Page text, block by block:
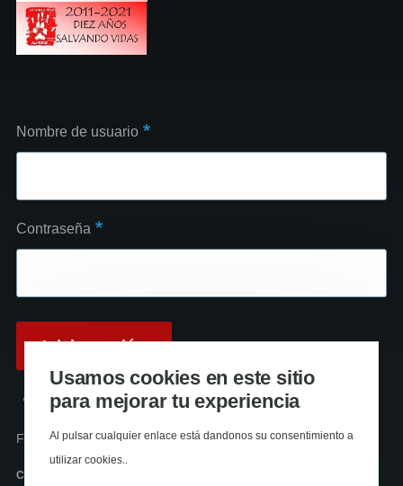
Nombre de usuario
Contraseña
Reinicializar su contraseña
Funciona conDrupal
Canal RSS
Usamos cookies en este sitio
para mejorar tu experiencia
Al pulsar cualquier enlace está dandonos su consentimiento a
utilizar cookies..